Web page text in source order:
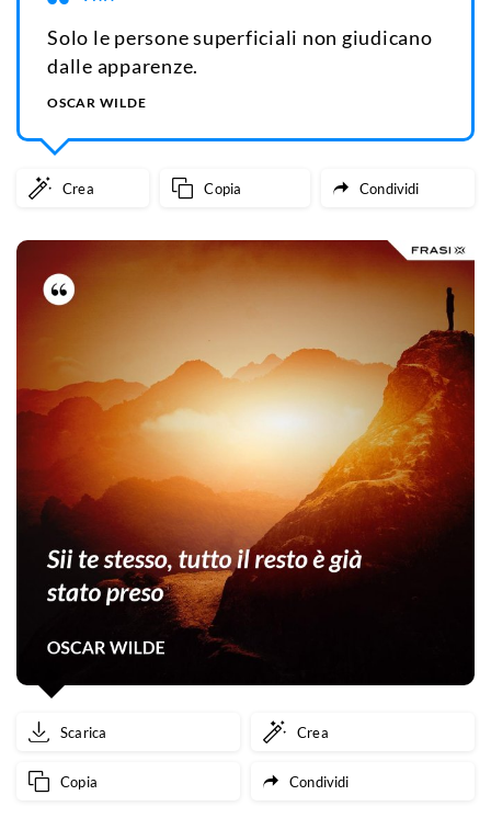
Solo le persone superficiali non giudicano
dalle apparenze.
OSCAR WILDE
Crea Copia Condividi
Scarica Crea
Copia Condividi